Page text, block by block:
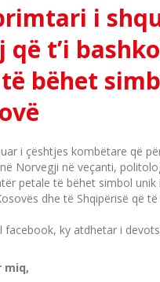
i
që t’i
bëhet
i çështjes kombëtare që
Norvegji në veçanti,
petale të bëhet simbol
dhe të Shqipërisë që
facebook, ky atdhetar i
miq,